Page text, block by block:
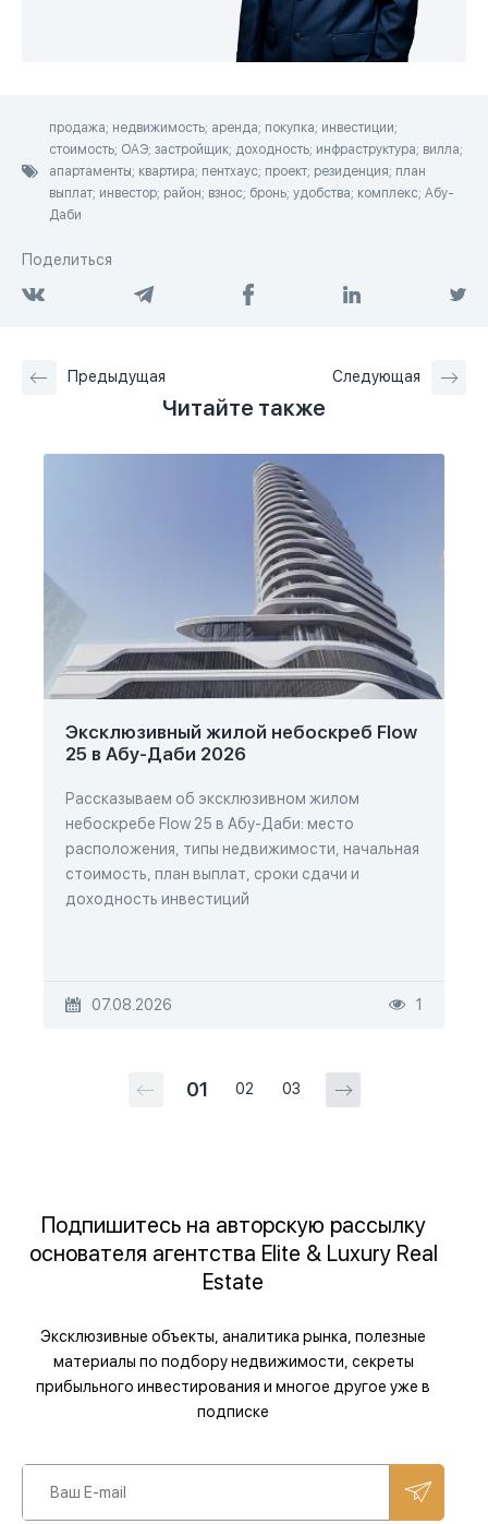
продажа; недвижимость; аренда; покупка; инвестиции;
стоимость; ОАЭ; застройщик; доходность; инфраструктура; вилла;
апартаменты; квартира; пентхаус; проект; резиденция; план
выплат; инвестор; район; взнос; бронь; удобства; комплекс; Абу-
Даби
Поделиться
Предыдущая Следующая
Читайте также
Эксклюзивный жилой небоскреб Flow
25 в Абу-Даби 2026
Рассказываем об эксклюзивном жилом
небоскребе Flow 25 в Абу-Даби: место
расположения, типы недвижимости, начальная
стоимость, план выплат, сроки сдачи и
доходность инвестиций
07.08.2026 1
01 02 03
Подпишитесь на авторскую рассылку
основателя агентства Elite & Luxury Real
Estate
Эксклюзивные объекты, аналитика рынка, полезные
материалы по подбору недвижимости, секреты
прибыльного инвестирования и многое другое уже в
подписке